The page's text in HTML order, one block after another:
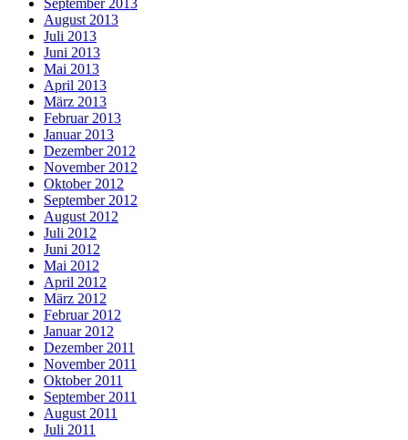
September 2013
August 2013
Juli 2013
Juni 2013
Mai 2013
April 2013
März 2013
Februar 2013
Januar 2013
Dezember 2012
November 2012
Oktober 2012
September 2012
August 2012
Juli 2012
Juni 2012
Mai 2012
April 2012
März 2012
Februar 2012
Januar 2012
Dezember 2011
November 2011
Oktober 2011
September 2011
August 2011
Juli 2011